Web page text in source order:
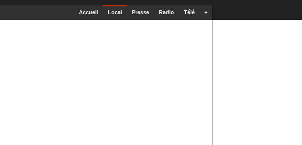
Accueil Local Presse Radio Télé +